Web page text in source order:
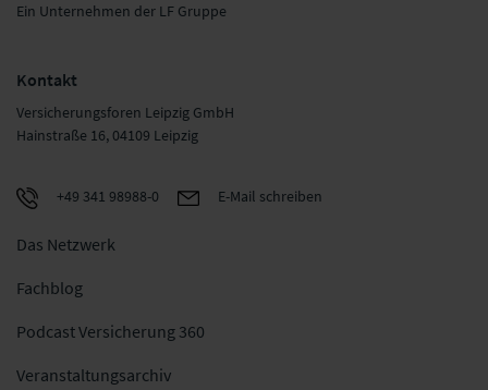
Ein Unternehmen der LF Gruppe
Kontakt
Versicherungsforen Leipzig GmbH
Hainstraße 16, 04109 Leipzig
+49 341 98988-0 E-Mail schreiben
Das Netzwerk
Fachblog
Podcast Versicherung 360
Veranstaltungsarchiv